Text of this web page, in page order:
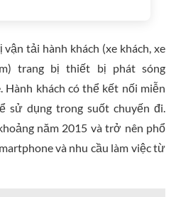
tải hành khách (xe khách, xe
trang bị thiết bị phát sóng
Hành khách có thể kết nối miễn
sử dụng trong suốt chuyến đi.
năm 2015 và trở nên phổ
và nhu cầu làm việc từ